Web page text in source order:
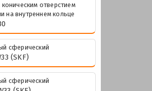
отверстием
на внутреннем кольце
сферический
(SKF)
сферический